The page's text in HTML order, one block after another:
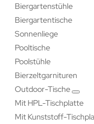
Biergartenstühle
Biergartentische
Sonnenliege
Pooltische
Poolstühle
Bierzeltgarnituren
Outdoor-Tische
Mit HPL-Tischplatte
Mit Kunststoff-